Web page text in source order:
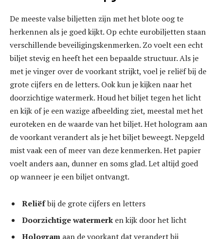
De meeste valse biljetten zijn met het blote oog te
herkennen als je goed kijkt. Op echte eurobiljetten staan
verschillende beveiligingskenmerken. Zo voelt een echt
biljet stevig en heeft het een bepaalde structuur. Als je
met je vinger over de voorkant strijkt, voel je reliëf bij de
grote cijfers en de letters. Ook kun je kijken naar het
doorzichtige watermerk. Houd het biljet tegen het licht
en kijk of je een wazige afbeelding ziet, meestal met het
euroteken en de waarde van het biljet. Het hologram aan
de voorkant verandert als je het biljet beweegt. Nepgeld
mist vaak een of meer van deze kenmerken. Het papier
voelt anders aan, dunner en soms glad. Let altijd goed
op wanneer je een biljet ontvangt.
Reliëfbij de grote cijfers en letters
Doorzichtige watermerk en kijk door het licht
Hologram aan de voorkant dat verandert bij